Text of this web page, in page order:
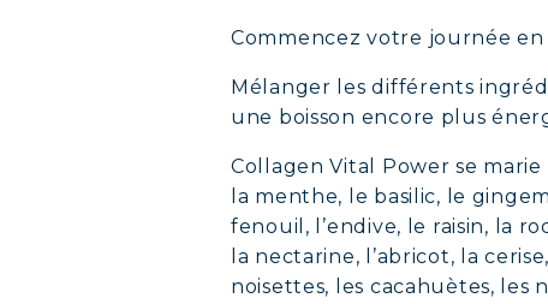
Commencez votre journée
Mélanger les différents
une boisson encore plus
Collagen Vital Power se
la menthe, le basilic, le
fenouil, l’endive, le raisin, la
la nectarine, l’abricot, la
noisettes, les cacahuètes, les